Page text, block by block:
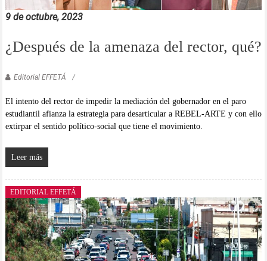
9 de octubre, 2023
¿Después de la amenaza del rector, qué?
Editorial EFFETÁ
El intento del rector de impedir la mediación del gobernador en el paro
estudiantil afianza la estrategia para desarticular a REBEL-ARTE y con ello
extirpar el sentido político-social que tiene el movimiento.
Leer más
EDITORIAL EFFETÁ